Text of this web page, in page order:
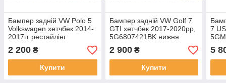
Бампер задній VW Polo 5
Volkswagen хетчбек 2014-
2017гг рестайлінг
6C6807421A оригінал б/у
2 200 ₴
Купити
Бампер задній VW Golf 7
GTI хетчбек 2017-2020рр,
5G6807421BK нижня
накладка gti на 2 труби,
оригінал бв
2 900₴
Купити
7
5